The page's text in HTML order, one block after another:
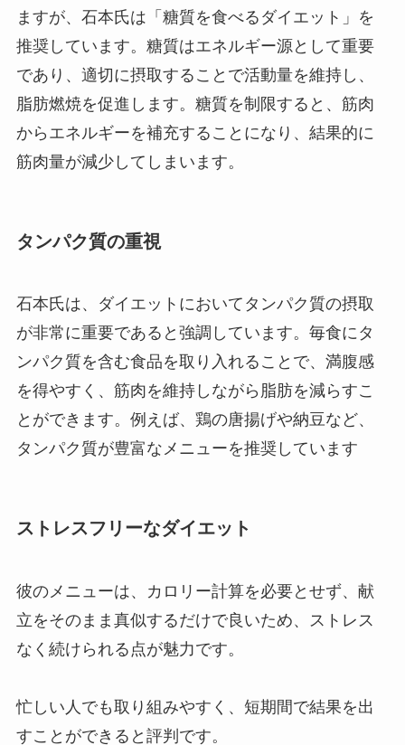
ますが、石本氏は「糖質を食べるダイエット」を
推奨しています。糖質はエネルギー源として重要
であり、適切に摂取することで活動量を維持し、
脂肪燃焼を促進します。糖質を制限すると、筋肉
からエネルギーを補充することになり、結果的に
筋肉量が減少してしまいます。
タンパク質の重視
石本氏は、ダイエットにおいてタンパク質の摂取
が非常に重要であると強調しています。毎食にタ
ンパク質を含む食品を取り入れることで、満腹感
を得やすく、筋肉を維持しながら脂肪を減らすこ
とができます。例えば、鶏の唐揚げや納豆など、
タンパク質が豊富なメニューを推奨しています
ストレスフリーなダイエット
彼のメニューは、カロリー計算を必要とせず、献
立をそのまま真似するだけで良いため、ストレス
なく続けられる点が魅力です。
忙しい人でも取り組みやすく、短期間で結果を出
すことができると評判です。